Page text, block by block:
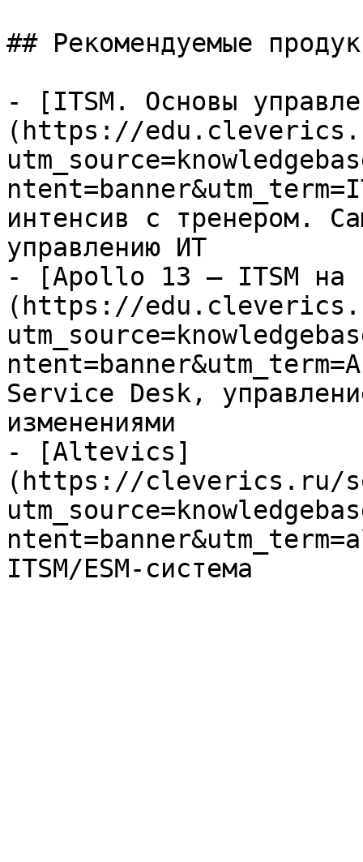
## Рекомендуемые
- [ITSM. Основы
(https://
интенсив с тренером.
управлению ИТ
- [Apollo 13 — ITSM на
(https://
Service Desk,
изменениями
- [Altevics]
(https://cleverics.ru/
ITSM/ESM-система